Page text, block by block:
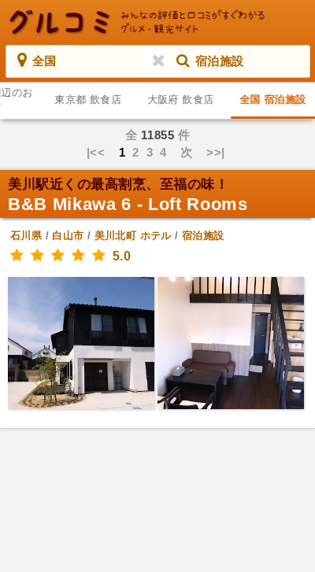
全国 宿泊施設
のお
東京都 飲食店 大阪府 飲食店 全国 宿泊施設
全 11855 件
|<< 12 3 4 次 >>|
美川駅近くの最高割烹、至福の味！
B&B Mikawa 6 - Loft Rooms
石川県/ 白山市 / 美川北町 ホテル/ 宿泊施設
5.0